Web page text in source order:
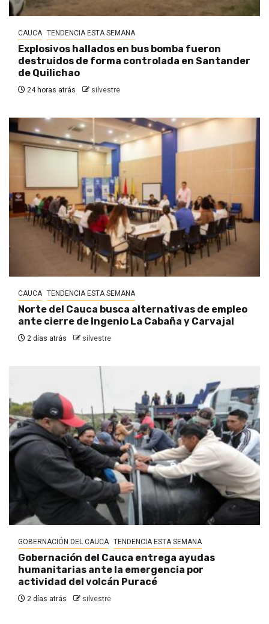
CAUCA TENDENCIA ESTA SEMANA
Explosivos hallados en bus bomba fueron
destruidos de forma controlada en Santander
de Quilichao
24 horas atrás silvestre
CAUCA TENDENCIA ESTA SEMANA
Norte del Cauca busca alternativas de empleo
ante cierre de Ingenio La Cabaña y Carvajal
2 días atrás silvestre
GOBERNACIÓN DEL CAUCA TENDENCIA ESTA SEMANA
Gobernación del Cauca entrega ayudas
humanitarias ante la emergencia por
actividad del volcán Puracé
2 días atrás silvestre